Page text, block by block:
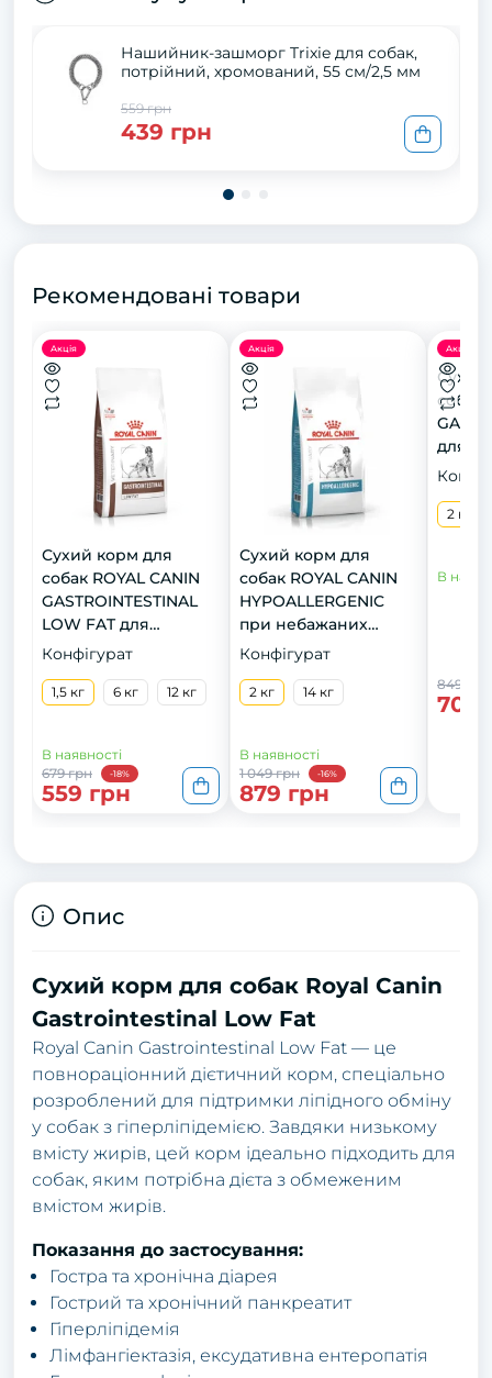
Нашийник-зашморг Trixie для собак,
потрійний, хромований, 55 см/2,5 мм
559 грн
439 грн
Рекомендовані товари
Акція
Сухий корм для
собак ROYAL CANIN
GASTROINTESTINAL
LOW FAT для
підтримки ШКТ зі
жирів, 1,5 кг
Конфігурат
1,5 кг 6 кг 12 кг
В наявності
679 грн
-18%
559 грн
Акція
Сухий корм для
собак ROYAL CANIN
HYPOALLERGENIC
при небажаних
реакціях, 2 кг
Конфігурат
2 кг 14 кг
В наявності
1 049 грн
-16%
879 грн
Акція
собак
для
кг
2 кг
В
849 грн
709
Опис
Сухий корм для собак Royal Canin
Gastrointestinal Low Fat
Royal Canin Gastrointestinal Low Fat — це
повнораціонний дієтичний корм, спеціально
розроблений для підтримки ліпідного обміну
у собак з гіперліпідемією. Завдяки низькому
вмісту жирів, цей корм ідеально підходить для
собак, яким потрібна дієта з обмеженим
вмістом жирів.
Показання до застосування:
Гостра та хронічна діарея
Гострий та хронічний панкреатит
Гіперліпідемія
Лімфангіектазія, ексудативна ентеропатія